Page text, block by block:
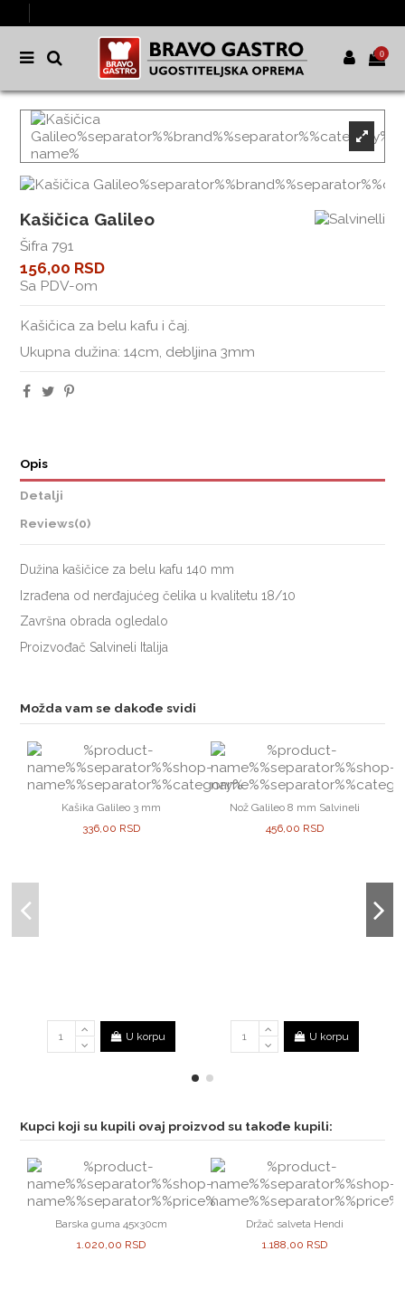
0
Kašičica Galileo
Šifra 791
156,00 RSD
Sa PDV-om
Kašičica za belu kafu i čaj.
Ukupna dužina: 14cm, debljina 3mm
Opis
Detalji
Reviews(0)
Dužina kašičice za belu kafu 140 mm
Izrađena od nerđajućeg čelika u kvalitetu 18/10
Završna obrada ogledalo
Proizvođač Salvineli Italija
Možda vam se dakođe svidi
Kašika Galileo 3 mm
336,00 RSD
U korpu
Nož Galileo 8 mm Salvineli
456,00 RSD
U korpu
Kupci koji su kupili ovaj proizvod su takođe kupili:
Barska guma 45x30cm
1.020,00 RSD
Držač salveta Hendi
1.188,00 RSD